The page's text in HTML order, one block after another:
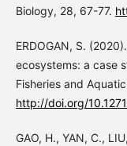
Biology, 28, 67-77.
ERDOGAN, S.
ecosystems: a case
Fisheries and
http://doi.org/
GAO, H., YAN, C.,